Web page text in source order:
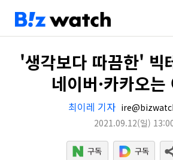
'생각보다 따끔한'
네이버·카카오는
최이레 기자
2021.09.12(일)